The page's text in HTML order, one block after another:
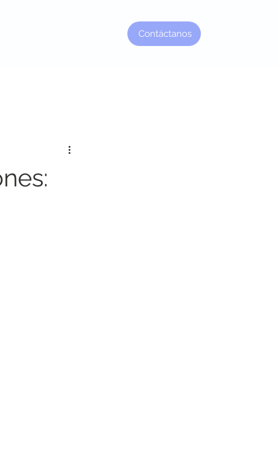
Contáctanos